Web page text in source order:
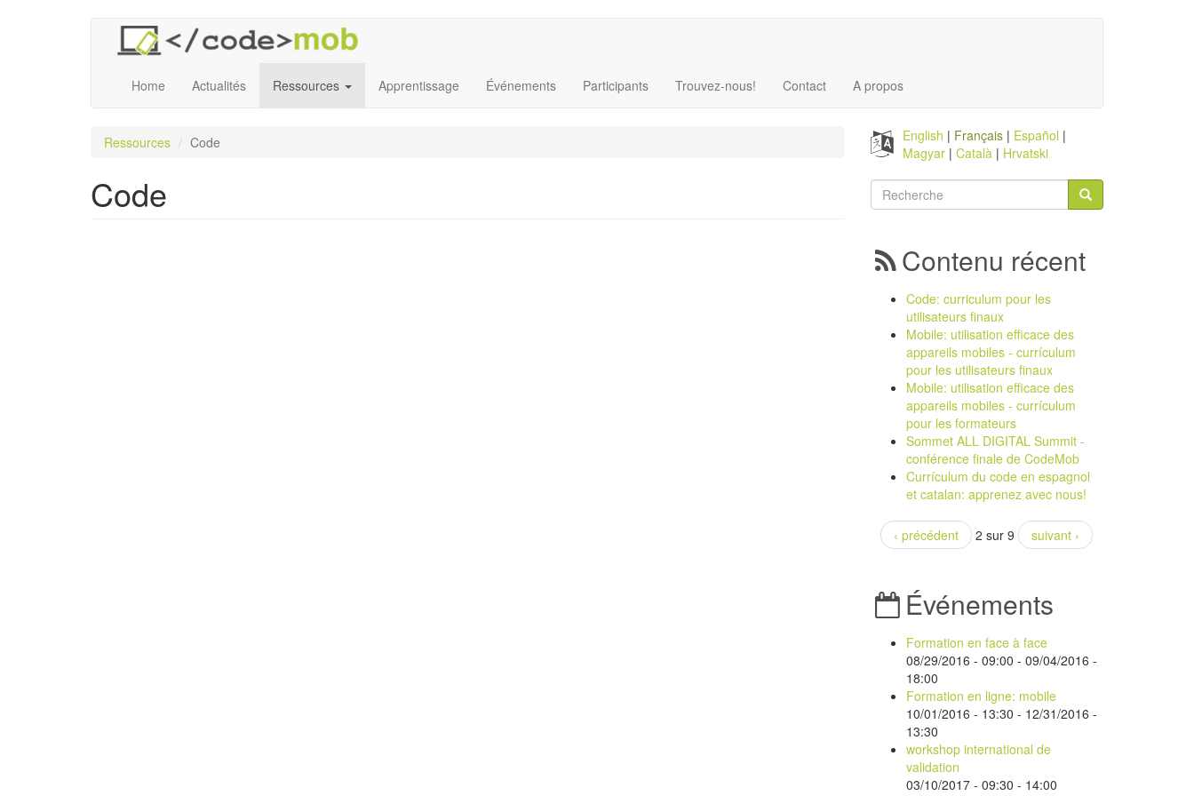
Home Actualités Ressources Apprentissage Événements Participants Trouvez-nous! Contact A propos
Ressources Code
Code
English Français
Español
Magyar
Català Hrvatski
Formulaire
recherche
Contenu récent
Code: curriculum pour les
utilisateurs finaux
Mobile: utilisation efficace des
appareils mobiles - currículum
pour les utilisateurs finaux
Mobile: utilisation efficace des
appareils mobiles - currículum
pour les formateurs
Sommet ALL DIGITAL Summit -
conférence finale de CodeMob
Currículum du code en espagnol
et catalan: apprenez avec nous!
‹ précédent 2 sur 9 suivant ›
Événements
Formation en face à face
08/29/2016 - 09:00 - 09/04/2016 -
18:00
Formation en ligne: mobile
10/01/2016 - 13:30 - 12/31/2016 -
13:30
workshop international de
validation
03/10/2017 - 09:30 - 14:00